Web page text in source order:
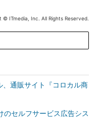
© ITmedia, Inc. All Rights Reserved.
、通販サイト『コロカル商
のセルフサービス広告シス